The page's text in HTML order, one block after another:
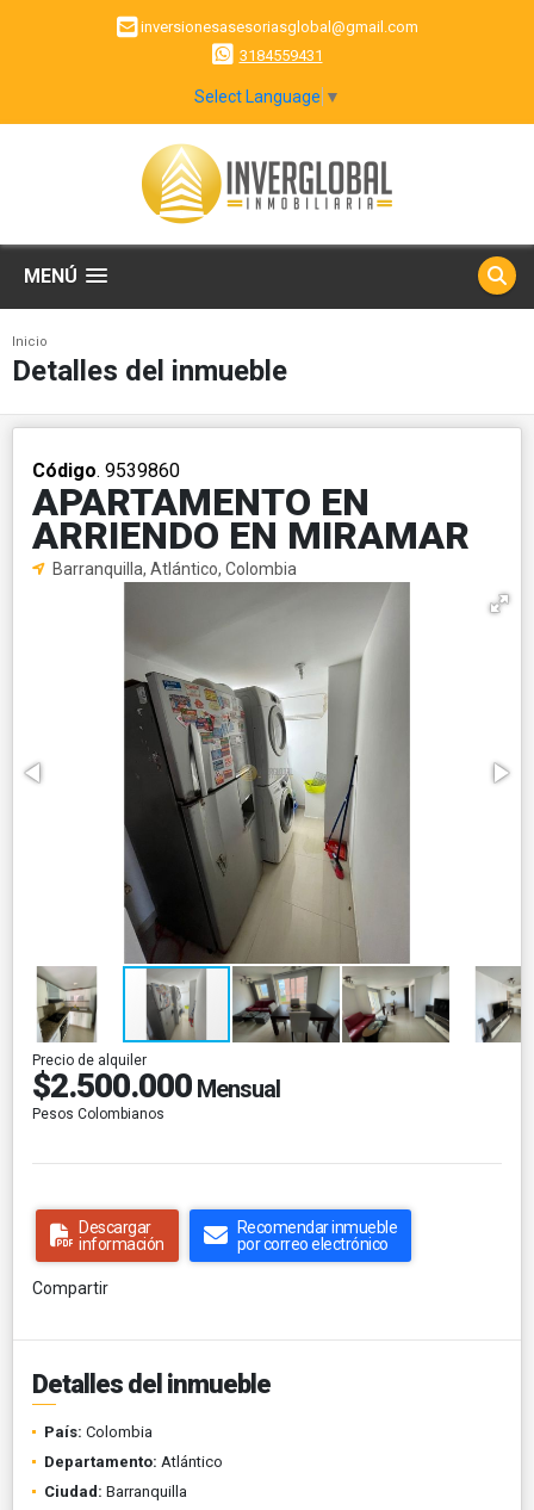
inversionesasesoriasglobal@gmail.com
3184559431
Select Language ▼
MENÚ
Inicio
Detalles del inmueble
Código. 9539860
APARTAMENTO EN
ARRIENDO EN MIRAMAR
Barranquilla, Atlántico, Colombia
Precio de alquiler
$2.500.000 Mensual
Pesos Colombianos
Descargar
información
Recomendar inmueble
por correo electrónico
Compartir
Detalles del inmueble
País: Colombia
Departamento: Atlántico
Ciudad: Barranquilla